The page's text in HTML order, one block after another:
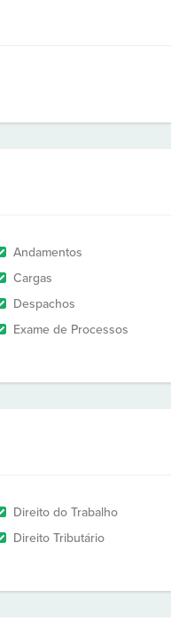
Andamentos
Cargas
Despachos
Exame de Processos
Direito do Trabalho
Direito Tributário